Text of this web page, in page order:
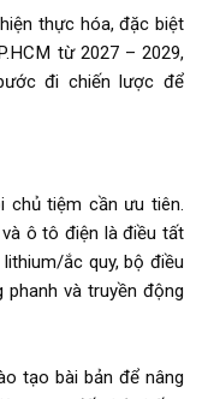
thực hóa, đặc biệt
từ 2027 – 2029,
đi chiến lược để
chủ tiệm cần ưu tiên.
ô tô điện là điều tất
ắc quy, bộ điều
và truyền động
tạo bài bản để nâng